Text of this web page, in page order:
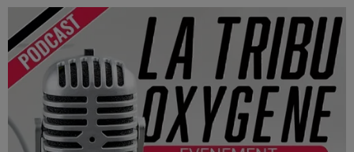
MAR 16 JUIN : « Toutes Entrepreneures » à Tiercé